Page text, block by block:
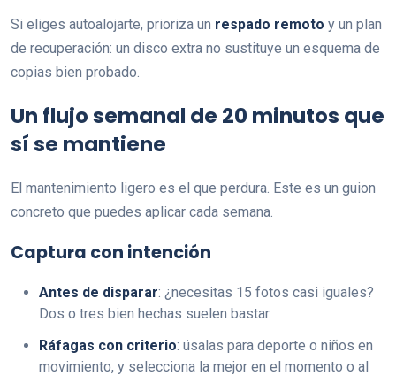
Si eliges autoalojarte, prioriza un respado remoto y un plan
de recuperación: un disco extra no sustituye un esquema de
copias bien probado.
Un flujo semanal de 20 minutos que
sí se mantiene
El mantenimiento ligero es el que perdura. Este es un guion
concreto que puedes aplicar cada semana.
Captura con intención
Antes de disparar: ¿necesitas 15 fotos casi iguales?
Dos o tres bien hechas suelen bastar.
Ráfagas con criterio: úsalas para deporte o niños en
movimiento, y selecciona la mejor en el momento o al